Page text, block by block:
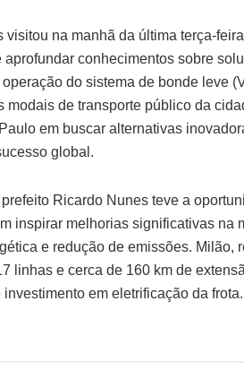
na manhã da última terça-
conhecimentos sobre
do sistema de bonde leve
de transporte público da
em buscar alternativas
global.
Ricardo Nunes teve a
inspirar melhorias significativas na
e redução de emissões. Milão,
linhas e cerca de 160 km de
em eletrificação da frota.